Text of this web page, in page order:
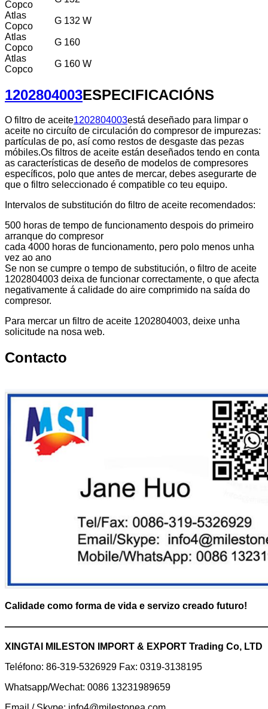
Copco
Atlas
Copco
G 132 W
Atlas
Copco
G 160
Atlas
Copco
G 160 W
1202804003ESPECIFICACIÓNS
O filtro de aceite1202804003está deseñado para limpar o
aceite no circuíto de circulación do compresor de impurezas:
partículas de po, así como restos de desgaste das pezas
móbiles.Os filtros de aceite están deseñados tendo en conta
as características de deseño de modelos de compresores
específicos, polo que antes de mercar, debes asegurarte de
que o filtro seleccionado é compatible co teu equipo.
Intervalos de substitución do filtro de aceite recomendados:
500 horas de tempo de funcionamento despois do primeiro
arranque do compresor
cada 4000 horas de funcionamento, pero polo menos unha
vez ao ano
Se non se cumpre o tempo de substitución, o filtro de aceite
1202804003 deixa de funcionar correctamente, o que afecta
negativamente á calidade do aire comprimido na saída do
compresor.
Para mercar un filtro de aceite 1202804003, deixe unha
solicitude na nosa web.
Contacto
Calidade como forma de vida e servizo creado futuro!
XINGTAI MILESTON IMPORT & EXPORT Trading Co, LTD
Teléfono: 86-319-5326929 Fax: 0319-3138195
Whatsapp/Wechat: 0086 13231989659